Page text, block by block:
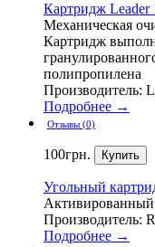
Картридж Leader
Механическая
Картридж
полипропилена
Производитель:
Подробнее →
Отзывы (0)
100грн.
Угольный
Активированный
Производитель:
Подробнее →